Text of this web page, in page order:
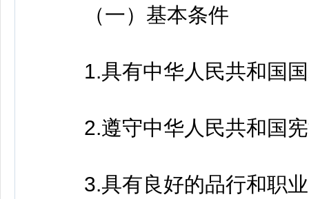
（一）基本条件
1.具有中华人民共和国国
2.遵守中华人民共和国宪
3.具有良好的品行和职业